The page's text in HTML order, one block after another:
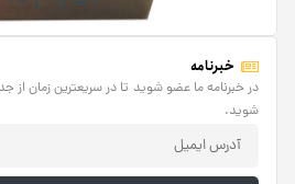
خبرنامه
در خبرنامه ما عضو شوید تا در سریعترین زمان از
شوید.